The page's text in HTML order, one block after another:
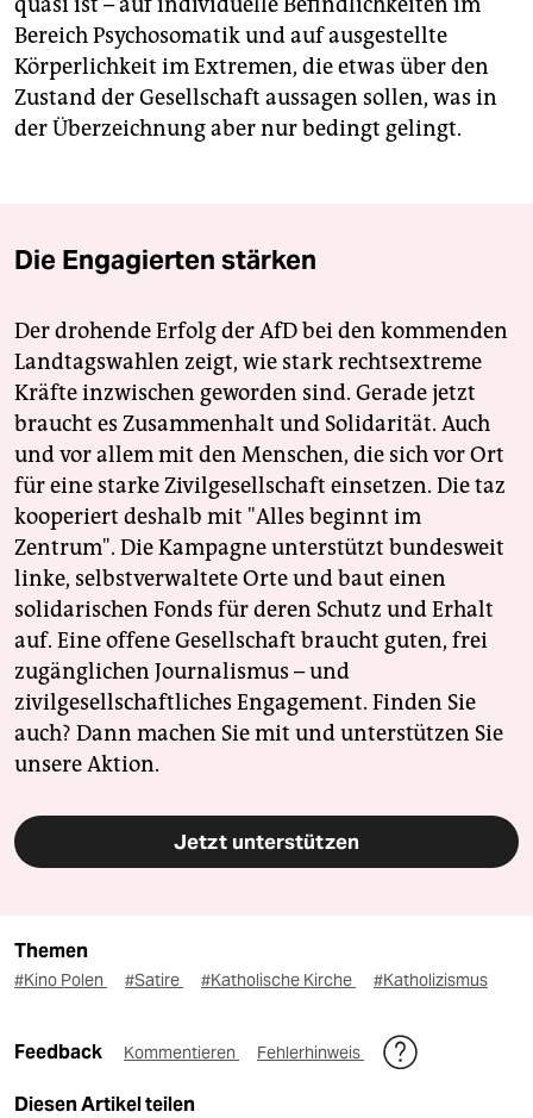
Bereich Psychosomatik und auf ausgestellte
Körperlichkeit im Extremen, die etwas über den
Zustand der Gesellschaft aussagen sollen, was in
der Überzeichnung aber nur bedingt gelingt.
Die Engagierten stärken
Der drohende Erfolg der AfD bei den kommenden
Landtagswahlen zeigt, wie stark rechtsextreme
Kräfte inzwischen geworden sind. Gerade jetzt
braucht es Zusammenhalt und Solidarität. Auch
und vor allem mit den Menschen, die sich vor Ort
für eine starke Zivilgesellschaft einsetzen. Die taz
kooperiert deshalb mit "Alles beginnt im
Zentrum". Die Kampagne unterstützt bundesweit
linke, selbstverwaltete Orte und baut einen
solidarischen Fonds für deren Schutz und Erhalt
auf. Eine offene Gesellschaft braucht guten, frei
zugänglichen Journalismus – und
zivilgesellschaftliches Engagement. Finden Sie
auch? Dann machen Sie mit und unterstützen Sie
unsere Aktion.
Jetzt unterstützen
Themen
#Kino Polen #Satire #Katholische Kirche #Katholizismus
Feedback Kommentieren Fehlerhinweis
Diesen Artikel teilen